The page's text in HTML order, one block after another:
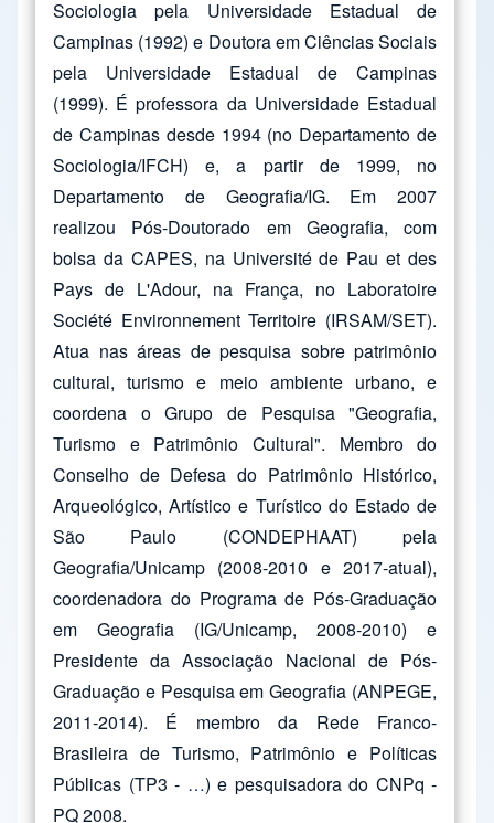
Sociologia pela Universidade Estadual de
Campinas (1992) e Doutora em Ciências Sociais
pela Universidade Estadual de Campinas
(1999). É professora da Universidade Estadual
de Campinas desde 1994 (no Departamento de
Sociologia/IFCH) e, a partir de 1999, no
Departamento de Geografia/IG. Em 2007
realizou Pós-Doutorado em Geografia, com
bolsa da CAPES, na Université de Pau et des
Pays de L'Adour, na França, no Laboratoire
Société Environnement Territoire (IRSAM/SET).
Atua nas áreas de pesquisa sobre patrimônio
cultural, turismo e meio ambiente urbano, e
coordena o Grupo de Pesquisa "Geografia,
Turismo e Patrimônio Cultural". Membro do
Conselho de Defesa do Patrimônio Histórico,
Arqueológico, Artístico e Turístico do Estado de
São Paulo (CONDEPHAAT) pela
Geografia/Unicamp (2008-2010 e 2017-atual),
coordenadora do Programa de Pós-Graduação
em Geografia (IG/Unicamp, 2008-2010) e
Presidente da Associação Nacional de Pós-
Graduação e Pesquisa em Geografia (ANPEGE,
2011-2014). É membro da Rede Franco-
Brasileira de Turismo, Patrimônio e Políticas
Públicas (TP3 - …) e pesquisadora do CNPq -
PQ 2008.